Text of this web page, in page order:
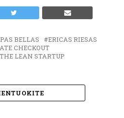
BELLAS
ERICAS RIESAS
CHECKOUT
LEAN STARTUP